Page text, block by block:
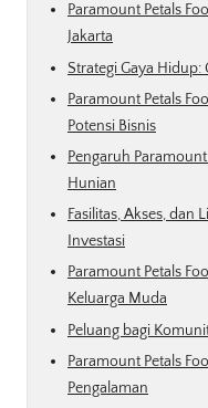
Paramount Petals
Jakarta
Strategi Gaya
Paramount Petals
Potensi Bisnis
Pengaruh
Hunian
Fasilitas, Akses, dan
Investasi
Paramount Petals
Keluarga Muda
Peluang bagi
Paramount Petals
Pengalaman